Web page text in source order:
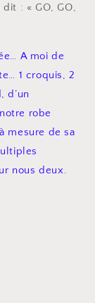
: « GO, GO,
A moi de
1 croquis, 2
d’un
robe
mesure de sa
nous deux.